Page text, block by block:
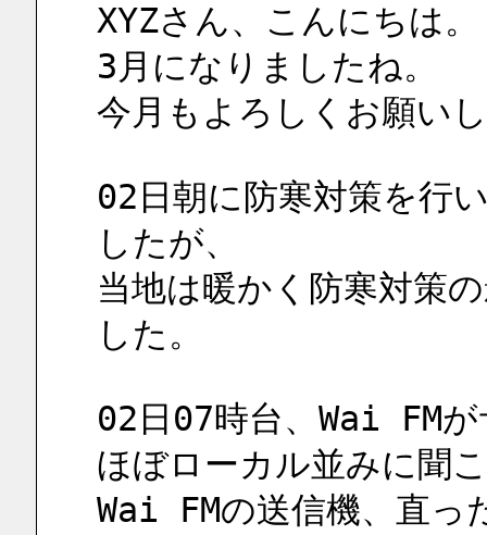
XYZさん、こんにちは。
3月になりましたね。
今月もよろしくお願い
02日朝に防寒対策を行
したが、
当地は暖かく防寒対策
した。
02日07時台、Wai FM
ほぼローカル並みに聞
Wai FMの送信機、直っ